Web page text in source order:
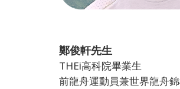
鄭俊軒先生
THEi高科院畢業生
前龍舟運動員兼世界龍舟